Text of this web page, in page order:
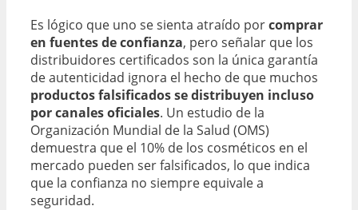
Es lógico que uno se sienta atraído porcomprar
en fuentes de confianza, pero señalar que los
distribuidores certificados son la única garantía
de autenticidad ignora el hecho de que muchos
productos falsificados se distribuyen incluso
por canales oficiales. Un estudio de la
Organización Mundial de la Salud (OMS)
demuestra que el 10% de los cosméticos en el
mercado pueden ser falsificados, lo que indica
que la confianza no siempre equivale a
seguridad.